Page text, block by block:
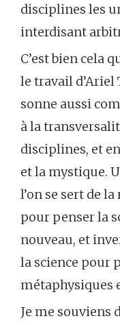
disciplines les
interdisant
C’est bien cela
le travail d’Ariel
sonne aussi
à la
disciplines, et
et la mystique.
l’on se sert de
pour penser la
nouveau, et
la science pour
métaphysiques
Je me souviens